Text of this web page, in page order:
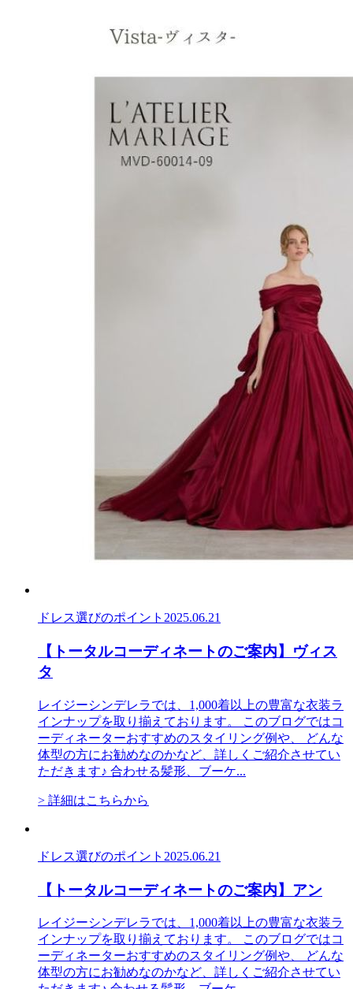
ドレス選びのポイント 2025.06.21
【トータルコーディネートのご案内】ヴィス
タ
レイジーシンデレラでは、1,000着以上の豊富な衣装ラ
インナップを取り揃えております。 このブログではコ
ーディネーターおすすめのスタイリング例や、 どんな
体型の方にお勧めなのかなど、詳しくご紹介させてい
ただきます♪ 合わせる髪形、ブーケ...
> 詳細はこちらから
ドレス選びのポイント 2025.06.21
【トータルコーディネートのご案内】アン
レイジーシンデレラでは、1,000着以上の豊富な衣装ラ
インナップを取り揃えております。 このブログではコ
ーディネーターおすすめのスタイリング例や、 どんな
体型の方にお勧めなのかなど、詳しくご紹介させてい